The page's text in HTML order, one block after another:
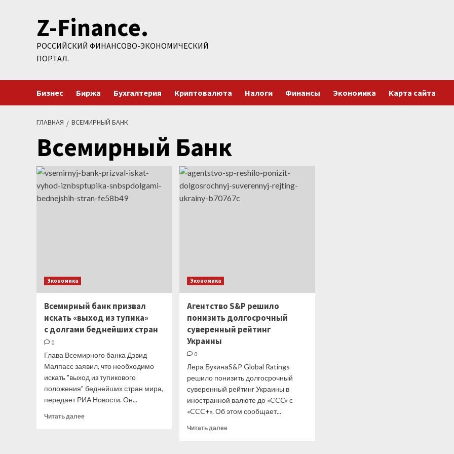
содержимомуZ-Finance.
РОССИЙСКИЙ ФИНАНСОВО-ЭКОНОМИЧЕСКИЙ
ПОРТАЛ.
Бизнес Биржа Бухгалтерия Криптовалюта Налоги Финансы Экономика Карта сайта
ГЛАВНАЯ ВСЕМИРНЫЙ БАНК
Всемирный Банк
Экономика
Всемирный банк призвал
искать «выход из тупика»
с долгами беднейших стран
0
Глава Всемирного банка Дэвид
Малпасс заявил, что необходимо
искать "выход из тупикового
положения" беднейших стран мира,
передает РИА Новости. Он...
Читать далееПрочитать
Экономика
Агентство S&P решило
понизить долгосрочный
суверенный рейтинг
Украины
0
Лера БукинаS&P Global Ratings
решило понизить долгосрочный
суверенный рейтинг Украины в
иностранной валюте до «CCC» с
«CCC+». Об этом сообщает...
Читать далееПрочитать